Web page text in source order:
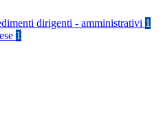
dirigenti - amministrativi 1
1